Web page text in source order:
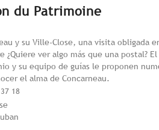
du Patrimoine
y su Ville-Close, una visita obligada
¿Quiere ver algo más que una postal?
y su equipo de guías le proponen
el alma de Concarneau.
18